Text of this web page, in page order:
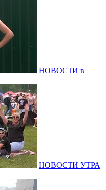
НОВОСТИ в
НОВОСТИ УТРА